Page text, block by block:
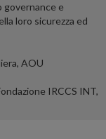
governance e
loro sicurezza ed
AOU
IRCCS INT,